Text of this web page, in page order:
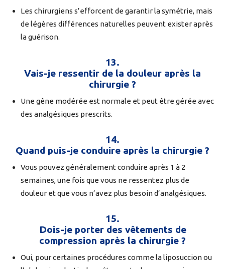
Les chirurgiens s’efforcent de garantir la symétrie, mais
de légères différences naturelles peuvent exister après
la guérison.
13.
Vais-je ressentir de la douleur après la
chirurgie ?
Une gêne modérée est normale et peut être gérée avec
des analgésiques prescrits.
14.
Quand puis-je conduire après la chirurgie ?
Vous pouvez généralement conduire après 1 à 2
semaines, une fois que vous ne ressentez plus de
douleur et que vous n’avez plus besoin d’analgésiques.
15.
Dois-je porter des vêtements de
compression après la chirurgie ?
Oui, pour certaines procédures comme la liposuccion ou